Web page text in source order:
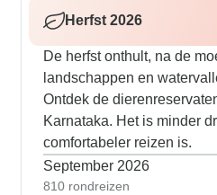
Herfst 2026
De herfst onthult, na de
landschappen en
Ontdek de
Karnataka. Het is minder
comfortabeler reizen is.
September 2026
810 rondreizen